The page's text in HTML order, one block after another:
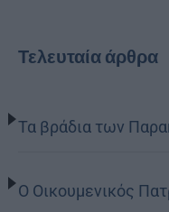
Τελευταία άρθρα
Τα βράδια των
Ο Οικουμενικός